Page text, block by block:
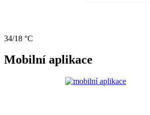
34/18 °C
Mobilní aplikace